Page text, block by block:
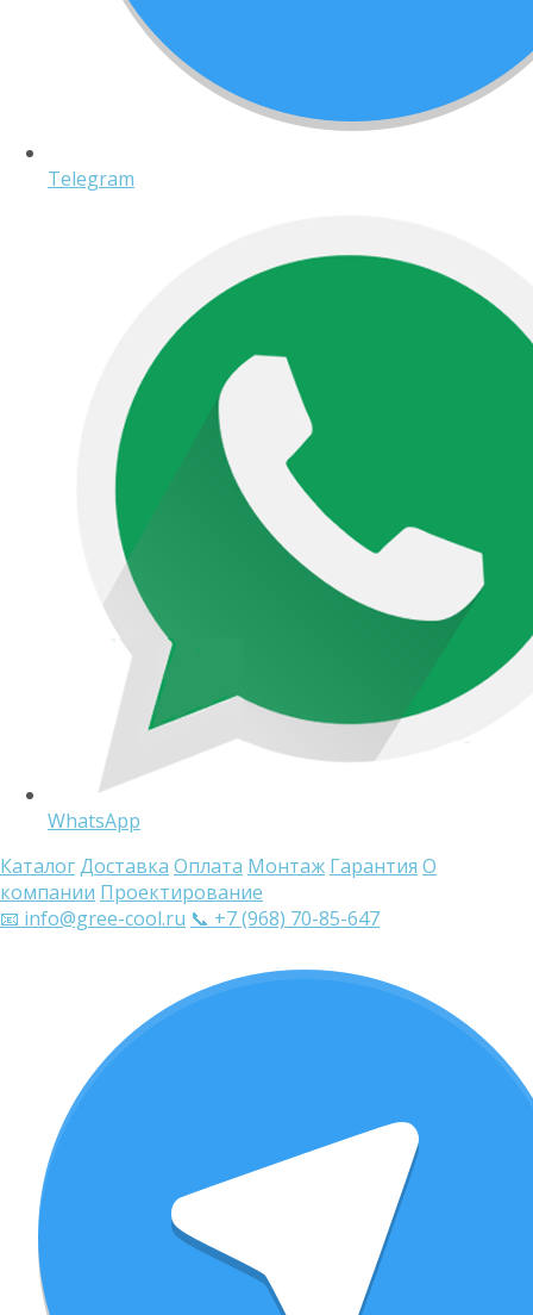
Telegram
WhatsApp
КаталогДоставка Оплата Монтаж Гарантия О
компании Проектирование
📧 info@gree-cool.ru 📞 +7 (968) 70-85-647